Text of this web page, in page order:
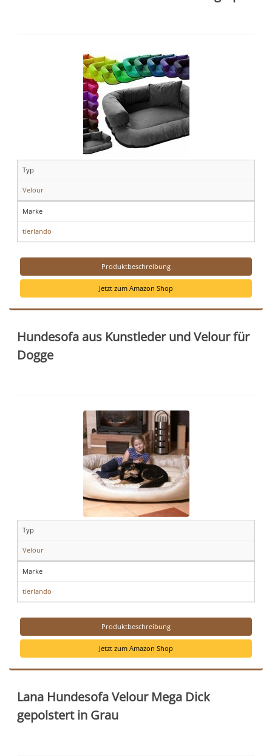
Typ
Velour
Marke
tierlando
Produktbeschreibung
Jetzt zum Amazon Shop
Hundesofa aus Kunstleder und Velour für
Dogge
Typ
Velour
Marke
tierlando
Produktbeschreibung
Jetzt zum Amazon Shop
Lana Hundesofa Velour Mega Dick
gepolstert in Grau